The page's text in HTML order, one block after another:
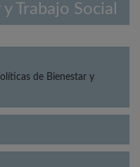
Trabajo Social
de Bienestar y